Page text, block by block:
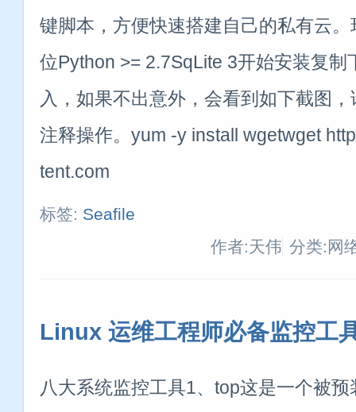
键脚本，方便快速搭建自己的私有云
位Python >= 2.7SqLite 3开始安装复制
入，如果不出意外，会看到如下截图
注释操作。yum -y install wgetwget
tent.com
标签: Seafile
作者:天伟 分类:网
Linux 运维工程师必备监控工
八大系统监控工具1、top这是一个被